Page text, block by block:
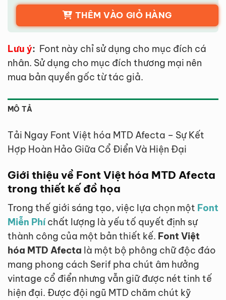
THÊM VÀO GIỎ HÀNG
Lưu ý: Font này chỉ sử dụng cho mục đích cá
nhân. Sử dụng cho mục đích thương mại nên
mua bản quyền gốc từ tác giả.
MÔ TẢ
Tải Ngay Font Việt hóa MTD Afecta – Sự Kết
Hợp Hoàn Hảo Giữa Cổ Điển Và Hiện Đại
Giới thiệu về Font Việt hóa MTD Afecta
trong thiết kế đồ họa
Trong thế giới sáng tạo, việc lựa chọn một Font
Miễn Phíchất lượng là yếu tố quyết định sự
thành công của một bản thiết kế. Font Việt
hóa MTD Afecta là một bộ phông chữ độc đáo
mang phong cách Serif pha chút âm hưởng
vintage cổ điển nhưng vẫn giữ được nét tinh tế
hiện đại. Được đội ngũ MTD chăm chút kỹ